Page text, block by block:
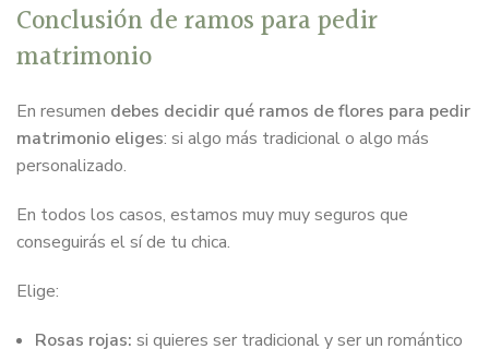
Conclusión de ramos para pedir
matrimonio
En resumen debes decidir qué ramos de flores para pedir
matrimonio eliges: si algo más tradicional o algo más
personalizado.
En todos los casos, estamos muy muy seguros que
conseguirás el sí de tu chica.
Elige:
Rosas rojas: si quieres ser tradicional y ser un romántico